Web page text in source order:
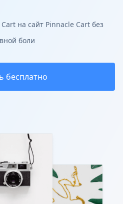
на сайт Pinnacle Cart без
боли
бесплатно